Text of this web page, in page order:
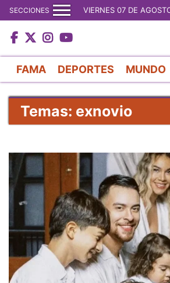
SECCIONES VIERNES 07 DE
FAMA DEPORTES MUNDO
Temas: exnovio